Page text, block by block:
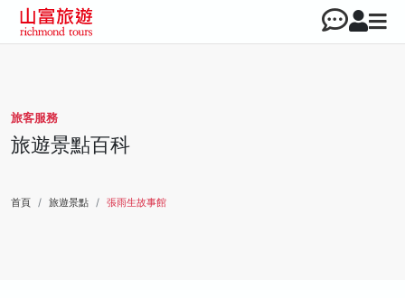
旅客服務
旅遊景點百科
首頁 旅遊景點 張雨生故事館